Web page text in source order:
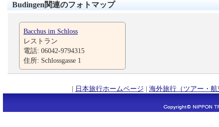
Budingen関連のフォトマップ
Bacchus im Schloss
レストラン
電話: 06042-9794315
住所: Schlossgasse 1
| 日本旅行ホームページ | 海外旅行（ツアー・航